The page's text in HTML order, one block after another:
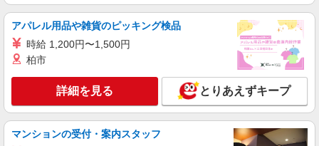
時給1500円〜2125円 ＜日払い有/週払い有/交
通費全支給(ガソリン代含む)＞
天理市檜垣町 ＊交通費全額支給
詳細を見る
株式会社kotrio /●NR-H-1856273
前栽駅のシニアマンション▼フロアの巡回や安
アパレル用品や雑貨のピッキング検品
時給 1,200円〜1,500円
柏市
詳細を見る とりあえずキープ
マンションの受付・案内スタッフ